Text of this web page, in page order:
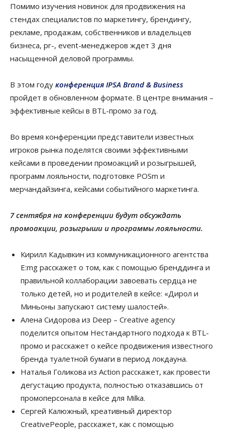
Помимо изучения новинок для продвижения на
стендах специалистов по маркетингу, брендингу,
рекламе, продажам, собственников и владельцев
бизнеса, pr-, event-менеджеров ждет 3 дня
насыщенной деловой программы.
В этом году конференция IPSA Brand & Business
пройдет в обновленном формате. В центре внимания –
эффективные кейсы в BTL-промо за год.
Во время конференции представители известных
игроков рынка поделятся своими эффективными
кейсами в проведении промоакций и розыгрышей,
программ лояльности, подготовке POSm и
мерчандайзинга, кейсами событийного маркетинга.
7 сентября на конференции будут обсуждать
промоакции, розыгрыши и программы лояльности.
Кирилл Кадывкин из коммуникационного агентства
E:mg расскажет о том, как с помощью бренддинга и
правильной коллаборации завоевать сердца не
только детей, но и родителей в кейсе: «Дирол и
Миньоны запускают систему шалостей».
Алена Сидорова из Deep – Creative agency
поделится опытом Нестандартного подхода к BTL-
промо и расскажет о кейсе продвижения известного
бренда туалетной бумаги в период локдауна.
Наталья Голикова из Action расскажет, как провести
дегустацию продукта, полностью отказавшись от
промоперсонала в кейсе для Milka.
Сергей Калюжный, креативный директор
CreativePeople, расскажет, как с помощью